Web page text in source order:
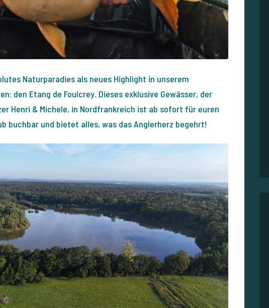
Naturparadies als neues Highlight in unserem
den Etang de Foulcrey. Dieses exklusive Gewässer, der
Henri & Michele, in Nordfrankreich ist ab sofort für euren
buchbar und bietet alles, was das Anglerherz begehrt!